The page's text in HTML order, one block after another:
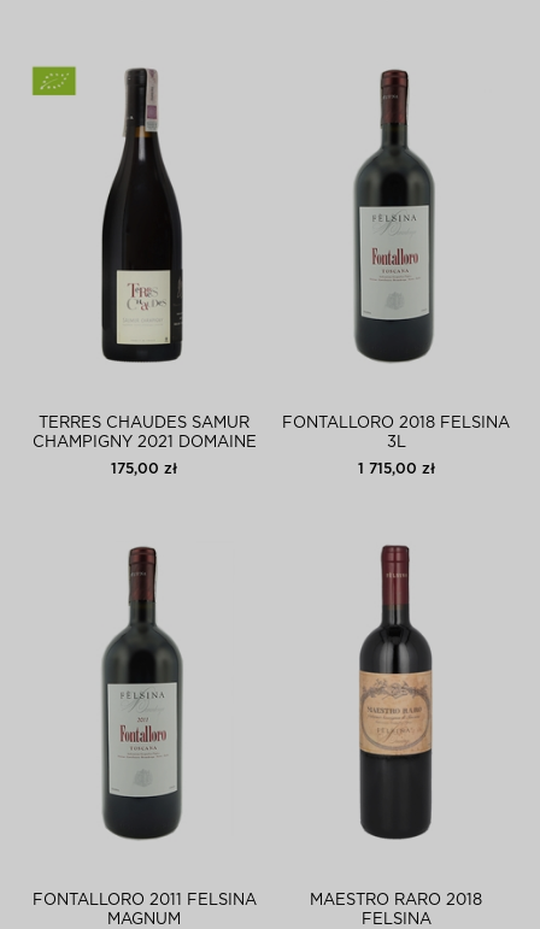
TERRES CHAUDES SAMUR
CHAMPIGNY 2021 DOMAINE
DES ROCHES NEUVES
175,00 zł
FONTALLORO 2018 FELSINA
3L
1 715,00 zł
FONTALLORO 2011 FELSINA
MAGNUM
MAESTRO RARO 2018
FELSINA